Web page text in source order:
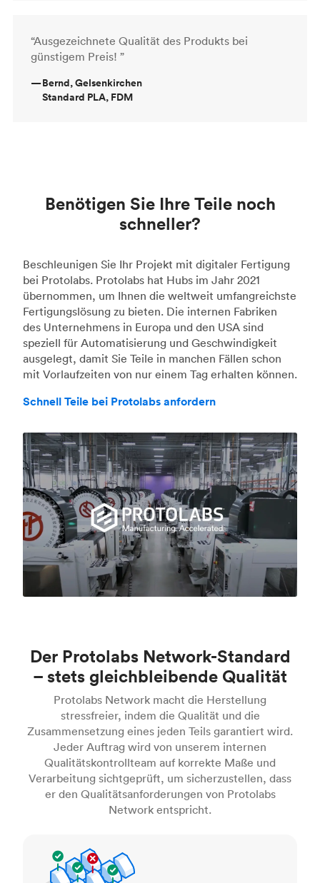
“Ausgezeichnete Qualität des Produkts bei
günstigem Preis! ”
—Bernd, Gelsenkirchen
Standard PLA, FDM
Benötigen Sie Ihre Teile noch
schneller?
Beschleunigen Sie Ihr Projekt mit digitaler Fertigung
bei Protolabs. Protolabs hat Hubs im Jahr 2021
übernommen, um Ihnen die weltweit umfangreichste
Fertigungslösung zu bieten. Die internen Fabriken
des Unternehmens in Europa und den USA sind
speziell für Automatisierung und Geschwindigkeit
ausgelegt, damit Sie Teile in manchen Fällen schon
mit Vorlaufzeiten von nur einem Tag erhalten können.
Schnell Teile bei Protolabs anfordern
Der Protolabs Network-Standard
– stets gleichbleibende Qualität
Protolabs Network macht die Herstellung
stressfreier, indem die Qualität und die
Zusammensetzung eines jeden Teils garantiert wird.
Jeder Auftrag wird von unserem internen
Qualitätskontrollteam auf korrekte Maße und
Verarbeitung sichtgeprüft, um sicherzustellen, dass
er den Qualitätsanforderungen von Protolabs
Network entspricht.